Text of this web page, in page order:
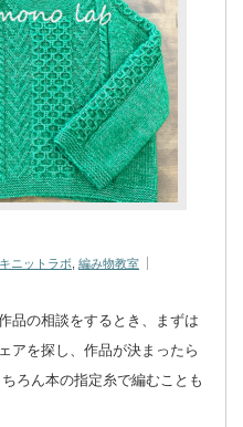
ニットラボ, 編み物教室
品の相談をするとき、まずは
アを探し、作品が決まったら
ろん本の指定糸で編むことも